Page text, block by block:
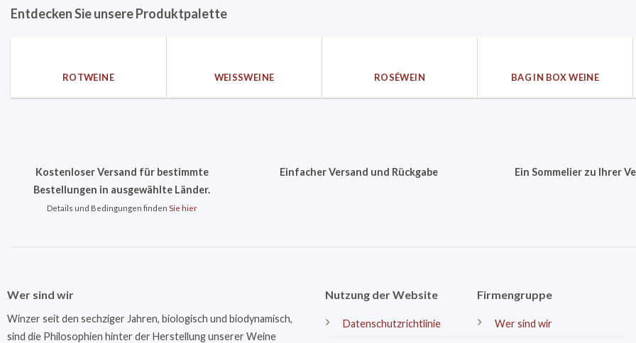
Entdecken Sie unsere Produktpalette
ROTWEINE WEISSWEINE ROSÉWEIN BAG IN BOX WEINE
Kostenloser Versand für bestimmte
Bestellungen in ausgewählte Länder.
Details und Bedingungen finden Sie hier
Einfacher Versand und Rückgabe Ein Sommelier zu Ihrer
Wer sind wir
Winzer seit den sechziger Jahren, biologisch und biodynamisch,
sind die Philosophien hinter der Herstellung unserer Weine
Nutzung der Website
Datenschutzrichtlinie
Firmengruppe
Wer sind wir